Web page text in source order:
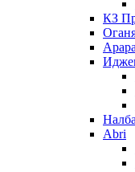
КЗ
Abri